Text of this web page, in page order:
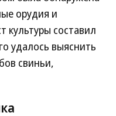
орудия и
культуры составил
удалось выяснить
свиньи,